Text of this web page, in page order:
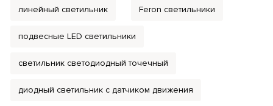
линейный светильник Feron светильники
подвесные LED светильники
светильник светодиодный точечный
диодный светильник с датчиком движения